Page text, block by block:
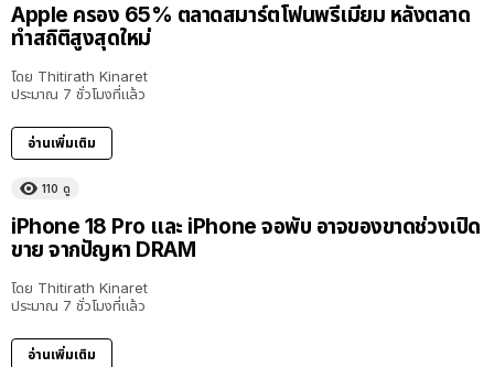
Apple ครอง 65% ตลาดสมาร์ตโฟนพรีเมียม หลังตลาด
ทำสถิติสูงสุดใหม่
โดย Thitirath Kinaret
ประมาณ 7 ชั่วโมงที่แล้ว
อ่านเพิ่มเติม
110 ดู
iPhone 18 Pro และ iPhone จอพับ อาจของขาดช่วงเปิด
ขาย จากปัญหา DRAM
โดย Thitirath Kinaret
ประมาณ 7 ชั่วโมงที่แล้ว
อ่านเพิ่มเติม